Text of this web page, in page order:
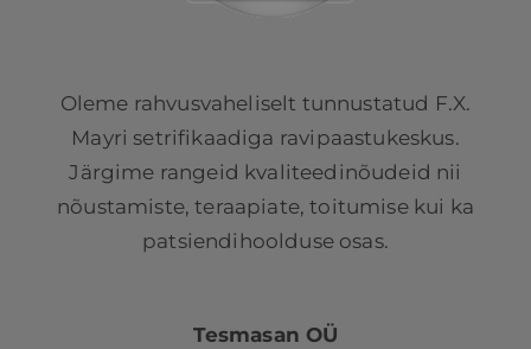
Oleme rahvusvaheliselt tunnustatud F.X.
Mayri setrifikaadiga ravipaastukeskus.
Järgime rangeid kvaliteedinõudeid nii
nõustamiste, teraapiate, toitumise kui ka
patsiendihoolduse osas.
Tesmasan OÜ